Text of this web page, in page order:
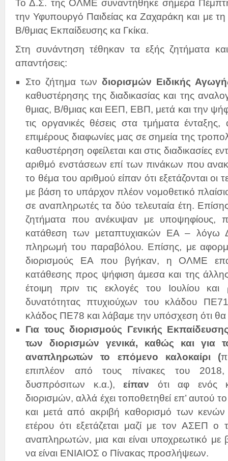
Το Δ.Σ. της ΟΛΜΕ συναντήθηκε σήμερα
την Υφυπουργό Παιδείας κα Ζαχαράκη και με τη
Β/θμιας Εκπαίδευσης κα Γκίκα.
Στη συνάντηση τέθηκαν τα εξής ζητήματα
απαντήσεις:
Στο ζήτημα των διορισμών Ειδικής
καθυστέρησης της διαδικασίας και της
θμιας, Β/θμιας και ΕΕΠ, ΕΒΠ, μετά και την
τις οργανικές θέσεις στα τμήματα
επιμέρους διαφωνίες μας σε σημεία της
καθυστέρηση οφείλεται και στις διαδικασίες
αριθμό ενστάσεων επί των πινάκων που
το θέμα του αριθμού είπαν ότι εξετάζονται οι
με βάση το υπάρχον πλέον νομοθετικό
σε αναπληρωτές τα δύο τελευταία έτη. Επίσης
ζητήματα που ανέκυψαν με υποψηφίους,
κατάθεση των μεταπτυχιακών ΕΑ –
πληρωμή του παραβόλου. Επίσης, με
διορισμούς ΕΑ που βγήκαν, η ΟΛΜΕ
κατάθεσης προς ψήφιση άμεσα και της
έτοιμη πριν τις εκλογές του Ιουλίου
δυνατότητας πτυχιούχων του κλάδου
κλάδος ΠΕ78 και λάβαμε την υπόσχεση ότι θα
Για τους διορισμούς Γενικής
των διορισμών γενικά, καθώς και για
αναπληρωτών το επόμενο καλοκαίρι (
επιπλέον από τους πίνακες του
δυσπρόσιτων κ.α.), είπαν ότι αφ ενός
διορισμών, αλλά έχει τοποθετηθεί επ’ αυτού
και μετά από ακριβή καθορισμό των
ετέρου ότι εξετάζεται μαζί με τον ΑΣΕΠ
αναπληρωτών, μια και είναι υποχρεωτικό
να είναι ΕΝΙΑΙΟΣ ο Πίνακας προσλήψεων.